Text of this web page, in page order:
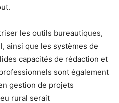
les outils bureautiques,
ainsi que les systèmes de
capacités de rédaction et
sont également
gestion de projets
rural serait